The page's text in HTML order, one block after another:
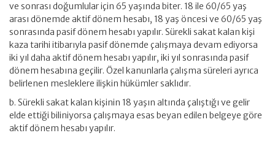
ve sonrası doğumlular için 65 yaşında biter. 18 ile 60/65 yaş
arası dönemde aktif dönem hesabı, 18 yaş öncesi ve 60/65 yaş
sonrasında pasif dönem hesabı yapılır. Sürekli sakat kalan kişi
kaza tarihi itibarıyla pasif dönemde çalışmaya devam ediyorsa
iki yıl daha aktif dönem hesabı yapılır, iki yıl sonrasında pasif
dönem hesabına geçilir. Özel kanunlarla çalışma süreleri ayrıca
belirlenen mesleklere ilişkin hükümler saklıdır.
b. Sürekli sakat kalan kişinin 18 yaşın altında çalıştığı ve gelir
elde ettiği biliniyorsa çalışmaya esas beyan edilen belgeye göre
aktif dönem hesabı yapılır.